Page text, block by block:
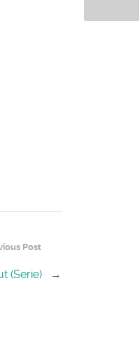
Post
(Serie) →